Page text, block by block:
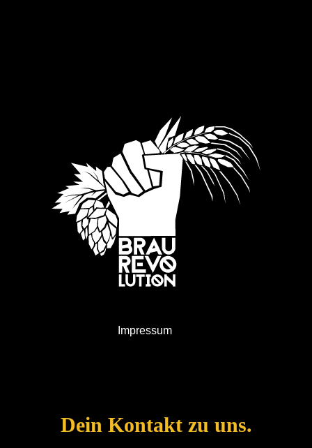
Impressum
Dein Kontakt zu uns.